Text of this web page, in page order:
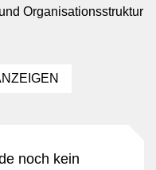
Konzerte
mit mehreren
mit Logistik,
Organisationsstruktur
noch kein